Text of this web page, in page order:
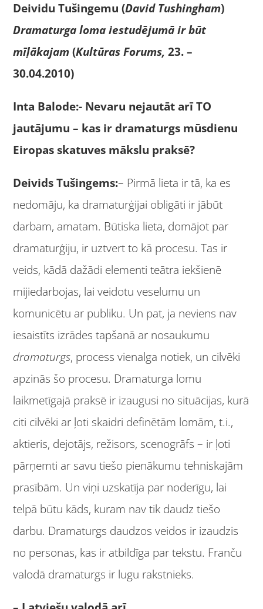
Deividu Tušingemu (David Tushingham)
Dramaturga loma iestudējumā ir būt
mīļākajam(Kultūras Forums, 23. –
30.04.2010)
Inta Balode:- Nevaru nejautāt arī TO
jautājumu – kas ir dramaturgs mūsdienu
Eiropas skatuves mākslu praksē?
Deivids Tušingems:– Pirmā lieta ir tā, ka es
nedomāju, ka dramaturģijai obligāti ir jābūt
darbam, amatam. Būtiska lieta, domājot par
dramaturģiju, ir uztvert to kā procesu. Tas ir
veids, kādā dažādi elementi teātra iekšienē
mijiedarbojas, lai veidotu veselumu un
komunicētu ar publiku. Un pat, ja neviens nav
iesaistīts izrādes tapšanā ar nosaukumu
dramaturgs, process vienalga notiek, un cilvēki
apzinās šo procesu. Dramaturga lomu
laikmetīgajā praksē ir izaugusi no situācijas, kurā
citi cilvēki ar ļoti skaidri definētām lomām, t.i.,
aktieris, dejotājs, režisors, scenogrāfs – ir ļoti
pārņemti ar savu tiešo pienākumu tehniskajām
prasībām. Un viņi uzskatīja par noderīgu, lai
telpā būtu kāds, kuram nav tik daudz tiešo
darbu. Dramaturgs daudzos veidos ir izaudzis
no personas, kas ir atbildīga par tekstu. Franču
valodā dramaturgs ir lugu rakstnieks.